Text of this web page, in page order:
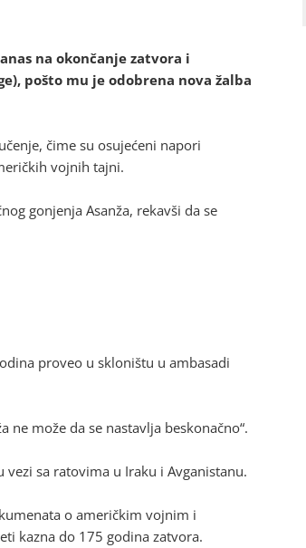
na okončanje zatvora i
pošto mu je odobrena nova žalba
čime su osujećeni napori
vojnih tajni.
gonjenja Asanža, rekavši da se
proveo u skloništu u ambasadi
može da se nastavlja beskonačno“.
sa ratovima u Iraku i Avganistanu.
o američkim vojnim i
kazna do 175 godina zatvora.